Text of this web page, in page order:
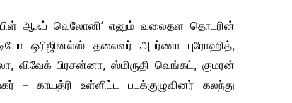
ஆஃப் வெலோனி’ எனும் வலைதள தொடரின்
ஒரிஜினல்ஸ் தலைவர் அபர்ணா புரோஹித்,
விவேக் பிரசன்னா, ஸ்மிருதி வெங்கட், குமரன்
– காயத்ரி உள்ளிட்ட படக்குழுவினர் கலந்து